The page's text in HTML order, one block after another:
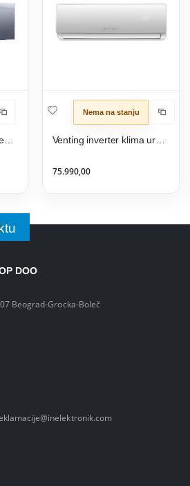
Nema na stanju
75.990,00
DOO
Beograd-Grocka-Boleč